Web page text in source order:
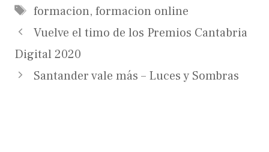
Etiquetas
formacion, formacion online
Vuelve el timo de los Premios Cantabria
Digital 2020
Santander vale más – Luces y Sombras